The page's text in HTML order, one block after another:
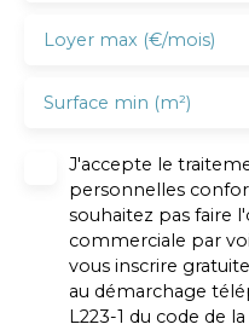
Loyer max (€/mois)
Surface min (m²)
J'accepte le
personnelles
souhaitez pas faire
commerciale par
vous inscrire
au démarchage
L223-1 du code de